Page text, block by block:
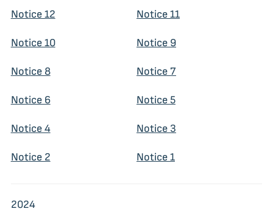
Notice 12 Notice 11
Notice 10 Notice 9
Notice 8 Notice 7
Notice 6 Notice 5
Notice 4 Notice 3
Notice 2 Notice 1
2024